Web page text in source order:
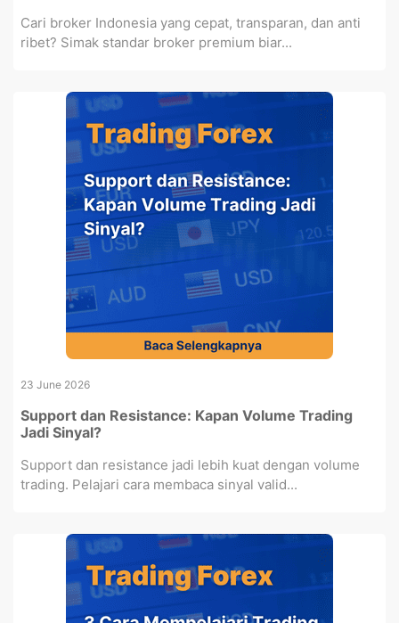
Cari broker Indonesia yang cepat, transparan, dan anti
ribet? Simak standar broker premium biar...
23 June 2026
Support dan Resistance: Kapan Volume Trading
Jadi Sinyal?
Support dan resistance jadi lebih kuat dengan volume
trading. Pelajari cara membaca sinyal valid...